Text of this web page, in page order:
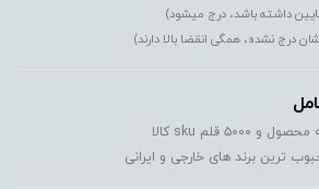
داشته باشد، درج میشود)
درج نشده، همگی انقضا بالا دارند)
ترین برند های خارجی و ایرانی